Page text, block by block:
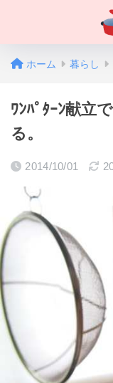
ホーム 暮らし
ﾜﾝﾊﾟﾀｰﾝ献立
る。
2014/10/01